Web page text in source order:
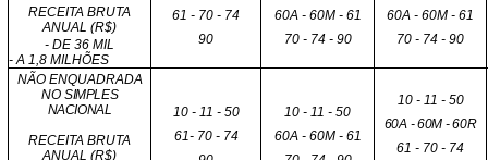
RECEITA BRUTA
ANUAL (R$)
- DE 36 MIL
- A 1,8 MILHÕES
61 - 70 - 74
90
60A - 60M - 61
70 - 74 - 90
60A - 60M - 61
70 - 74 - 90
NÃO ENQUADRADA
NO SIMPLES
NACIONAL
RECEITA BRUTA
ANUAL (R$)
10 - 11 - 50
61- 70 - 74
10 - 11 - 50
60A - 60M - 61
10 - 11 - 50
60A - 60M - 60R
61 - 70 - 74